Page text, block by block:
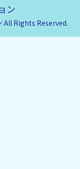
ン
All Rights Reserved.